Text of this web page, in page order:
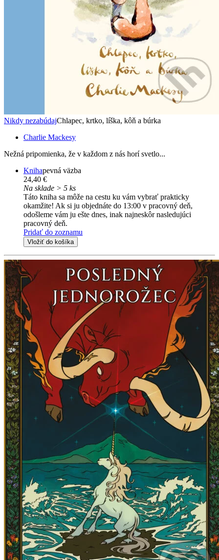
Nikdy nezabúdajChlapec, krtko, líška, kôň a búrka
Charlie Mackesy
Nežná pripomienka, že v každom z nás horí svetlo...
Knihapevná väzba
24,40 €
Na sklade > 5 ks
Táto kniha sa môže na cestu ku vám vybrať prakticky
okamžite! Ak si ju objednáte do 13:00 v pracovný deň,
odošleme vám ju ešte dnes, inak najneskôr nasledujúci
pracovný deň.
Pridať do zoznamu
Vložiť do košíka